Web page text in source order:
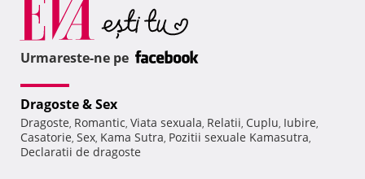
Urmareste-ne pe
Dragoste & Sex
Dragoste, Romantic, Viata sexuala, Relatii, Cuplu, Iubire,
Casatorie, Sex, Kama Sutra, Pozitii sexuale Kamasutra,
Declaratii de dragoste